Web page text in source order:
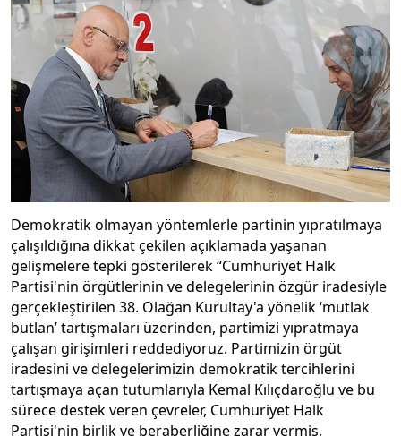
Demokratik olmayan yöntemlerle partinin yıpratılmaya
çalışıldığına dikkat çekilen açıklamada yaşanan
gelişmelere tepki gösterilerek “Cumhuriyet Halk
Partisi'nin örgütlerinin ve delegelerinin özgür iradesiyle
gerçekleştirilen 38. Olağan Kurultay'a yönelik ‘mutlak
butlan’ tartışmaları üzerinden, partimizi yıpratmaya
çalışan girişimleri reddediyoruz. Partimizin örgüt
iradesini ve delegelerimizin demokratik tercihlerini
tartışmaya açan tutumlarıyla Kemal Kılıçdaroğlu ve bu
sürece destek veren çevreler, Cumhuriyet Halk
Partisi'nin birlik ve beraberliğine zarar vermiş,